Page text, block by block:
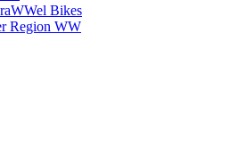
Bikes
Region WW